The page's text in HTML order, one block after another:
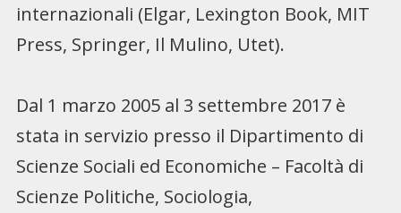
internazionali (Elgar, Lexington Book, MIT
Press, Springer, Il Mulino, Utet).
Dal 1 marzo 2005 al 3 settembre 2017 è
stata in servizio presso il Dipartimento di
Scienze Sociali ed Economiche – Facoltà di
Scienze Politiche, Sociologia,